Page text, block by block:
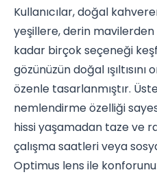
Kullanıcılar, doğal
yeşillere, derin
kadar birçok seçeneği
gözünüzün doğal
özenle tasarlanmıştır.
nemlendirme özelliği
hissi yaşamadan taze ve
çalışma saatleri veya
Optimus lens ile